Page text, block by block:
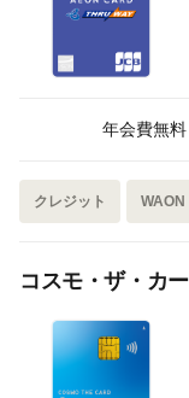
年会費無料
クレジット WAON
コスモ・ザ・カ